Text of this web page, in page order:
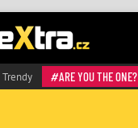
Trendy ARE YOU THE ONE?